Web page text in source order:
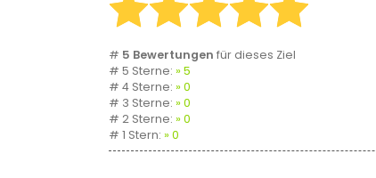
# 5 Bewertungen für dieses Ziel
# 5 Sterne:
5
# 4 Sterne:
0
# 3 Sterne:
0
# 2 Sterne:
0
# 1 Stern:
0